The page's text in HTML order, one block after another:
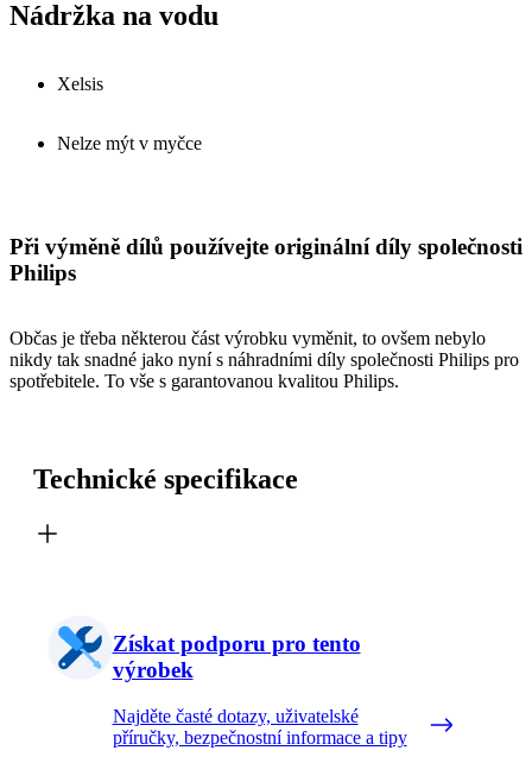
Nádržka na vodu
Xelsis
Nelze mýt v myčce
Při výměně dílů používejte originální díly společnosti
Philips
Občas je třeba některou část výrobku vyměnit, to ovšem nebylo
nikdy tak snadné jako nyní s náhradními díly společnosti Philips pro
spotřebitele. To vše s garantovanou kvalitou Philips.
Technické specifikace
Získat podporu pro tento
výrobek
Najděte časté dotazy, uživatelské
příručky, bezpečnostní informace a tipy